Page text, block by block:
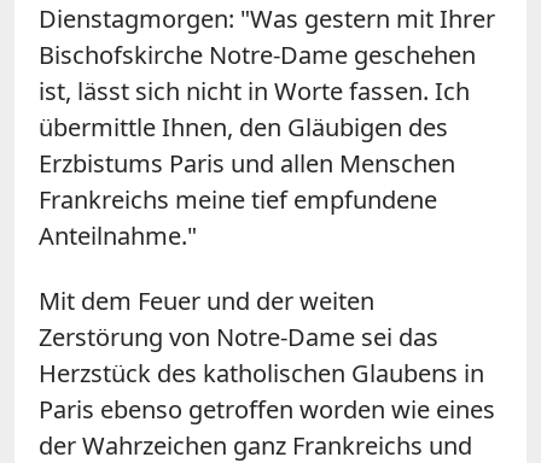
Dienstagmorgen: "Was gestern mit Ihrer
Bischofskirche Notre-Dame geschehen
ist, lässt sich nicht in Worte fassen. Ich
übermittle Ihnen, den Gläubigen des
Erzbistums Paris und allen Menschen
Frankreichs meine tief empfundene
Anteilnahme."
Mit dem Feuer und der weiten
Zerstörung von Notre-Dame sei das
Herzstück des katholischen Glaubens in
Paris ebenso getroffen worden wie eines
der Wahrzeichen ganz Frankreichs und